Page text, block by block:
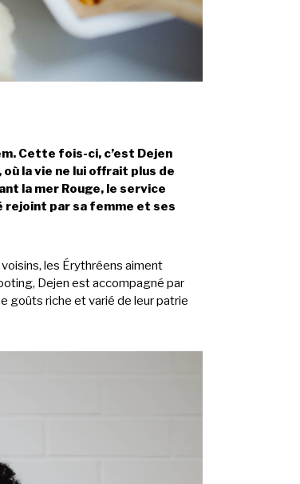
Cette fois-ci, c’est Dejen
la vie ne lui offrait plus de
la mer Rouge, le service
rejoint par sa femme et ses
les Érythréens aiment
Dejen est accompagné par
goûts riche et varié de leur patrie